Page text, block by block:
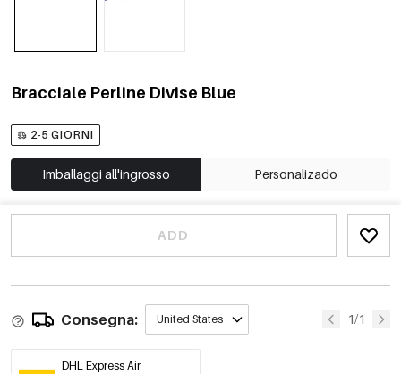
Bracciale Perline Divise Blue
2-5 GIORNI
Imballaggi all'ingrosso Personalizado
ADD
Consegna: United States 1/1
DHL Express Air